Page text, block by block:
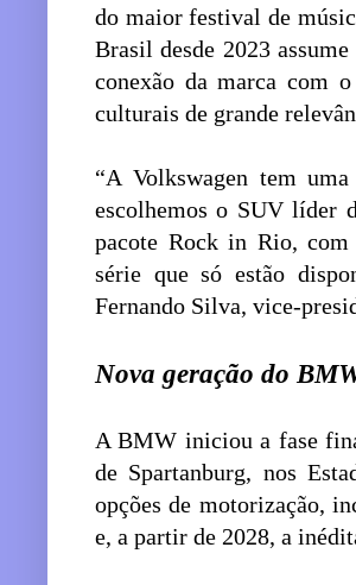
do maior festival de
Brasil desde 2023
conexão da marca com
culturais de grande
“A Volkswagen tem
escolhemos o SUV líder
pacote Rock in Rio,
série que só estão
Fernando Silva, vice-
Nova geração do
A BMW iniciou a fase
de Spartanburg, nos
opções de motorização,
e, a partir de 2028, a